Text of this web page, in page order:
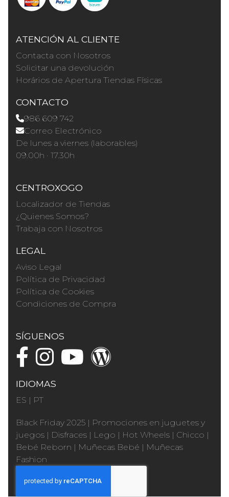
ATENCIÓN AL CLIENTE
Contacta con Nosotros
Solicitar una devolución
Horários de Apertura Tiendas Físicas
CONTACTO
986 609 742
Correo Electrónico
De lunes a viernes (laborables)
09.00h · 17.30h
CENTROXOGO
Localizador de Tiendas
¿Quienes Somos?
Trabaja con Nosotros
LEGAL
Aviso Legal
Política de Privacidad
Política de Cookies
Condiciones de Compra
SÍGUENOS
IDIOMAS
ES | PT
Black Friday 2025 | Promociones en juguetes y
juegos | Disfraces | Lego | Hot Wheels | Chicco |
Bebé Reborn | Muñecas Bebé | Muñecas
Fashion